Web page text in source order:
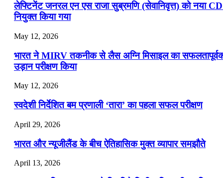
लेफ्टिनेंट जनरल एन एस राजा सुब्रमणि (सेवानिवृत्त) को नया
नियुक्त किया गया
May 12, 2026
भारत ने MIRV तकनीक से लैस अग्नि मिसाइल का
उड़ान परीक्षण किया
May 12, 2026
स्वदेशी निर्देशित बम प्रणाली ‘तारा’ का पहला सफल परीक्षण
April 29, 2026
भारत और न्यूजीलैंड के बीच ऐतिहासिक मुक्त व्यापार समझौते
April 13, 2026